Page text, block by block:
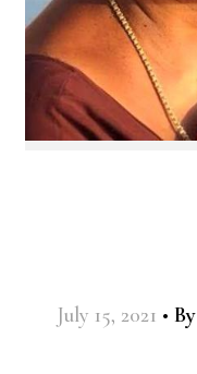
July 15, 2021 • By